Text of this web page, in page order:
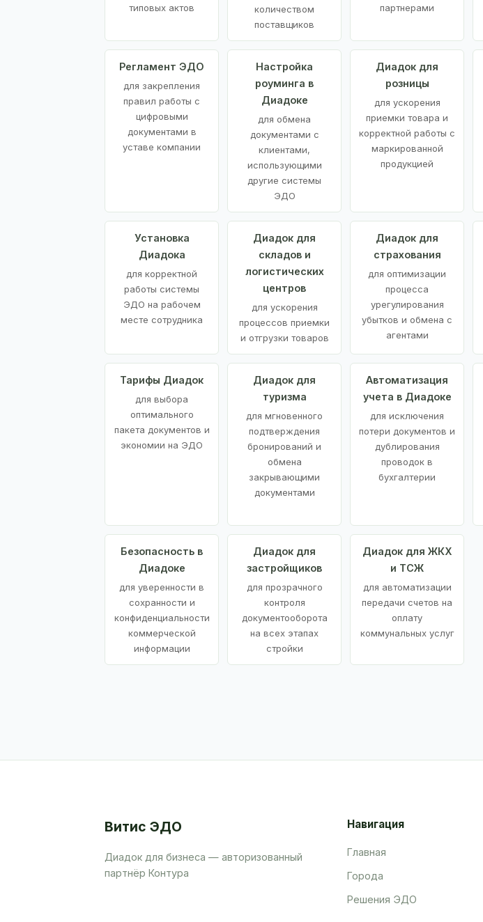
типовых актов
количеством
поставщиков
партнерами
Регламент ЭДО
для закрепления
правил работы с
цифровыми
документами в
уставе компании
Настройка
роуминга в
Диадоке
для обмена
документами с
клиентами,
использующими
другие системы
ЭДО
Диадок для
розницы
для ускорения
приемки товара и
корректной работы с
маркированной
продукцией
Установка
Диадока
для корректной
работы системы
ЭДО на рабочем
месте сотрудника
Диадок для
складов и
логистических
центров
для ускорения
процессов приемки
и отгрузки товаров
Диадок для
страхования
для оптимизации
процесса
урегулирования
убытков и обмена с
агентами
Тарифы Диадок
для выбора
оптимального
пакета документов и
экономии на ЭДО
Диадок для
туризма
для мгновенного
подтверждения
бронирований и
обмена
закрывающими
документами
Автоматизация
учета в Диадоке
для исключения
потери документов и
дублирования
проводок в
бухгалтерии
Безопасность в
Диадоке
для уверенности в
сохранности и
конфиденциальности
коммерческой
информации
Диадок для
застройщиков
для прозрачного
контроля
документооборота
на всех этапах
стройки
Диадок для ЖКХ
и ТСЖ
для автоматизации
передачи счетов на
оплату
коммунальных услуг
Витис ЭДО
Диадок для бизнеса — авторизованный
партнёр Контура
Навигация
Главная
Города
Решения ЭДО